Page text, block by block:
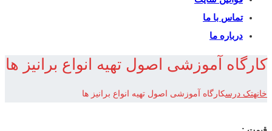
تماس با ما
درباره ما
کارگاه آموزشی اصول تهیه انواع برانیز ها
خانهتک درسکارگاه آموزشی اصول تهیه انواع برانیز ها